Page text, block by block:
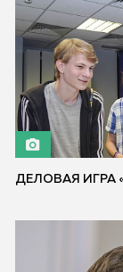
ДЕЛОВАЯ ИГРА